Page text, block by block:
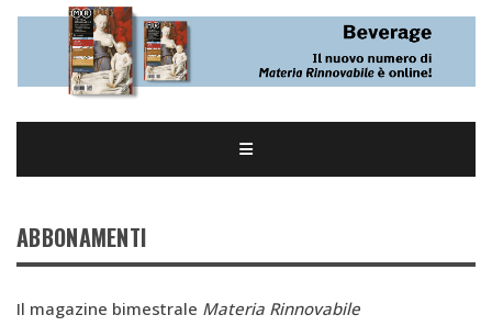
ABBONAMENTI
Il magazine bimestrale Materia Rinnovabile